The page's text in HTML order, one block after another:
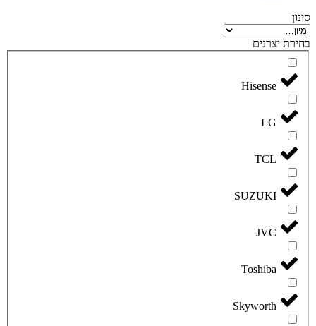
סינון
בחירת יצרנים
Hisense
LG
TCL
SUZUKI
JVC
Toshiba
Skyworth